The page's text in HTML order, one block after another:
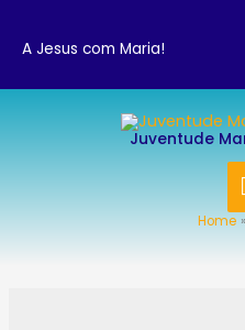
A Jesus com Maria!
Juventude
Home